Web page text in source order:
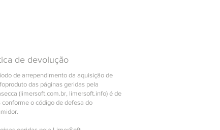
de pagamento
de boletos bancários
de custos
de devolução
de arrependimento da aquisição de
das páginas geridas pela
(limersoft.com.br, limersoft.info) é de
conforme o código de defesa do